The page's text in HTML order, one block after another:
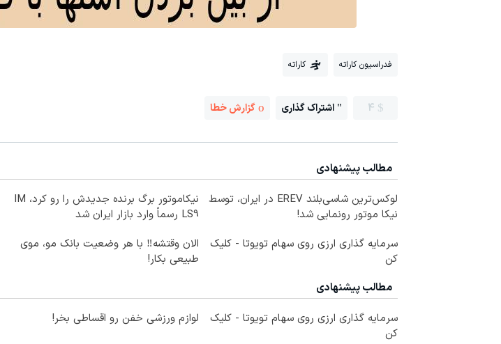
فدراسیون کاراته کاراته
4 اشتراک گذاری گزارش خطا
مطالب پیشنهادی
لوکس‌ترین شاسی‌بلند EREV در ایران، توسط
نیکا موتور رونمایی شد!
نیکاموتور برگ برنده جدیدش را رو کرد، IM
LS9 رسماً وارد بازار ایران شد
سرمایه گذاری ارزی روی سهام تویوتا - کلیک
کن
الان وقتشه‼️ با هر وضعیت بانک مو، موی
طبیعی بکار!
مطالب پیشنهادی
سرمایه گذاری ارزی روی سهام تویوتا - کلیک
کن
لوازم ورزشی خفن رو اقساطی بخر!